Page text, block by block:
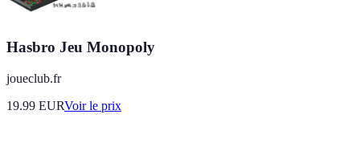
Hasbro Jeu Monopoly
joueclub.fr
19.99 EURVoir le prix